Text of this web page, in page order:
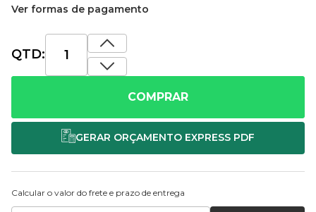
Ver formas de pagamento
QTD:
COMPRAR
Calcular o valor do frete e prazo de entrega